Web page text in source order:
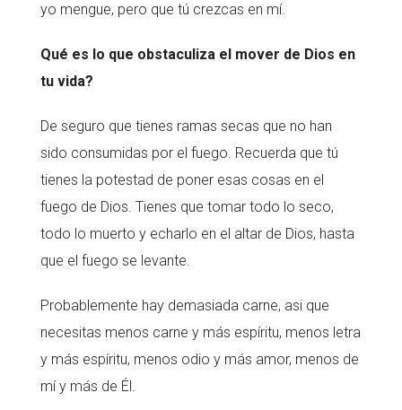
yo mengue, pero que tú crezcas en mí.
Qué es lo que obstaculiza el mover de Dios en
tu vida?
De seguro que tienes ramas secas que no han
sido consumidas por el fuego. Recuerda que tú
tienes la potestad de poner esas cosas en el
fuego de Dios. Tienes que tomar todo lo seco,
todo lo muerto y echarlo en el altar de Dios, hasta
que el fuego se levante.
Probablemente hay demasiada carne, asi que
necesitas menos carne y más espíritu, menos letra
y más espíritu, menos odio y más amor, menos de
mí y más de Él.